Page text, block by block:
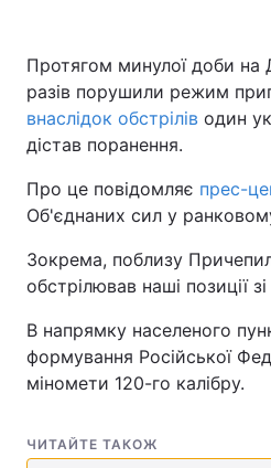
Протягом минулої доби на
разів порушили режим
внаслідок обстрілів один
дістав поранення.
Про це повідомляє прес-
Об'єднаних сил у
Зокрема, поблизу
обстрілював наші позиції
В напрямку населеного
формування Російської
міномети 120-го калібру.
ЧИТАЙТЕ ТАКОЖ